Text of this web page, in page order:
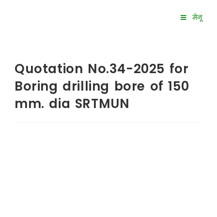
मेनू
Quotation No.34-2025 for
Boring drilling bore of 150
mm. dia SRTMUN